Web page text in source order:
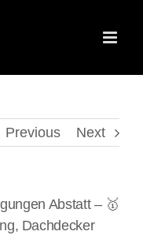
Previous Next
Abstatt – 🥇
Dachdecker